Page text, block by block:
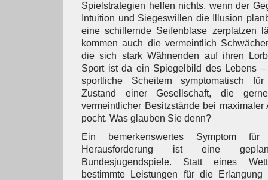
Spielstrategien helfen nichts, wenn der
Intuition und Siegeswillen die Illusion
eine schillernde Seifenblase zerplatzen
kommen auch die vermeintlich
die sich stark Wähnenden auf ihren
Sport ist da ein Spiegelbild des Lebens
sportliche Scheitern symptomatisch
Zustand einer Gesellschaft, die
vermeintlicher Besitzstände bei maximaler
pocht. Was glauben Sie denn?
Ein bemerkenswertes Symptom
Herausforderung ist eine
Bundesjugendspiele. Statt eines
bestimmte Leistungen für die Erlangung